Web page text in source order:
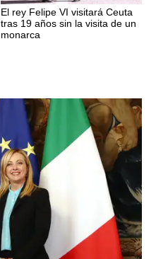
El rey Felipe VI visitará Ceuta
tras 19 años sin la visita de un
monarca